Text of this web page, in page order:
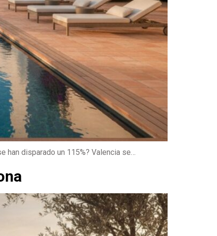
disparado un 115%? Valencia se…